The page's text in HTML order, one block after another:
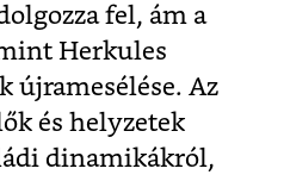
fel, ám a
Herkules
újramesélése. Az
és helyzetek
dinamikákról,